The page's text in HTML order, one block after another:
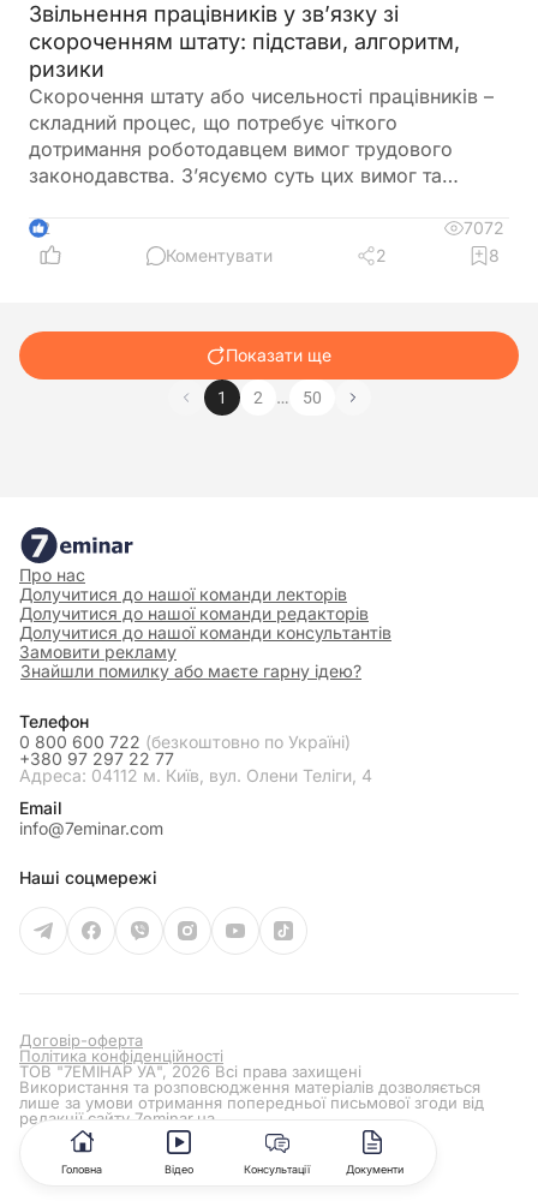
Звільнення працівників у зв’язку зі
скороченням штату: підстави, алгоритм,
ризики
Скорочення штату або чисельності працівників –
складний процес, що потребує чіткого
дотримання роботодавцем вимог трудового
законодавства. З’ясуємо суть цих вимог та
роботодавця у разі звільнення працівників під час
процедури скорочення штату або чисельності
2
7072
Коментувати
2 8
Показати ще
1 2 … 50
Про нас
Долучитися до нашої команди лекторів
Долучитися до нашої команди редакторів
Долучитися до нашої команди консультантів
Замовити рекламу
Знайшли помилку або маєте гарну ідею?
Телефон
0 800 600 722 (безкоштовно по Україні)
+380 97 297 22 77
Адреса: 04112 м. Київ, вул. Олени Теліги, 4
Email
info@7eminar.com
Наші соцмережі
Договір-оферта
Політика конфіденційності
ТОВ "7ЕМІНАР УА", 2026 Всі права захищені
Використання та розповсюдження матеріалів дозволяється
лише за умови отримання попередньої письмової згоди від
редакції сайту 7eminar.ua
Головна Відео Консультації Документи